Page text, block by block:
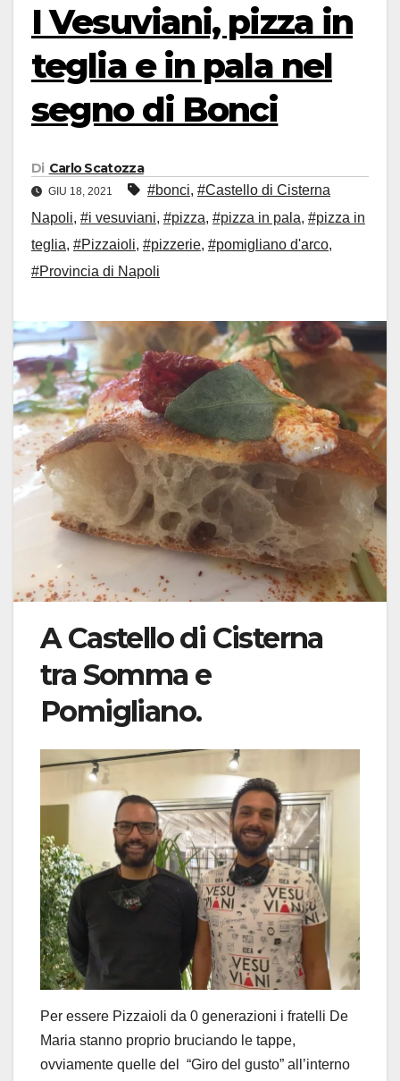
I Vesuviani, pizza in
teglia e in pala nel
segno di Bonci
Di Carlo Scatozza
GIU 18, 2021 #bonci, #Castello di Cisterna
Napoli, #i vesuviani, #pizza, #pizza in pala, #pizza in
teglia, #Pizzaioli, #pizzerie, #pomigliano d'arco,
#Provincia di Napoli
A Castello di Cisterna
tra Somma e
Pomigliano.
Per essere Pizzaioli da 0 generazioni i fratelli De
Maria stanno proprio bruciando le tappe,
ovviamente quelle del “Giro del gusto” all’interno